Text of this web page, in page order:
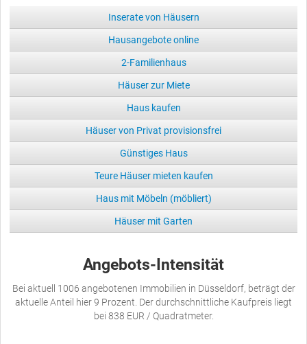
Inserate von Häusern
Hausangebote online
2-Familienhaus
Häuser zur Miete
Haus kaufen
Häuser von Privat provisionsfrei
Günstiges Haus
Teure Häuser mieten kaufen
Haus mit Möbeln (möbliert)
Häuser mit Garten
Angebots-Intensität
Bei aktuell 1006 angebotenen Immobilien in Düsseldorf, beträgt der
aktuelle Anteil hier 9 Prozent. Der durchschnittliche Kaufpreis liegt
bei 838 EUR / Quadratmeter.